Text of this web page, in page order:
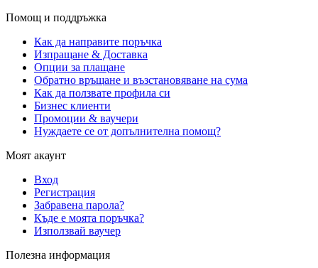
Помощ и поддръжка
Как да направите поръчка
Изпращане & Доставка
Опции за плащане
Обратно връщане и възстановяване на сума
Как да ползвате профила си
Бизнес клиенти
Промоции & ваучери
Нуждаете се от допълнителна помощ?
Моят акаунт
Вход
Регистрация
Забравена парола?
Къде е моята поръчка?
Използвай ваучер
Полезна информация